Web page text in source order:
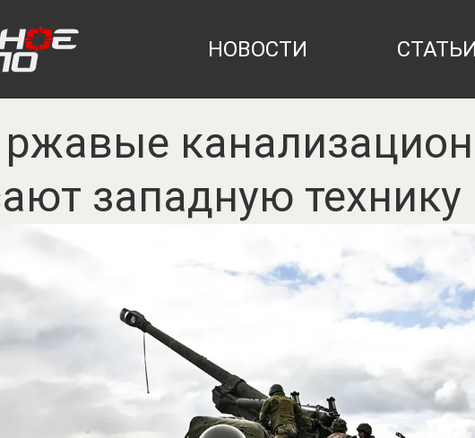
НОВОСТИ СТАТЬИ
ржавые
западную